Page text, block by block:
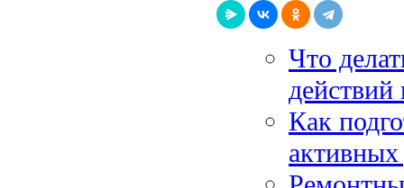
Что
Как